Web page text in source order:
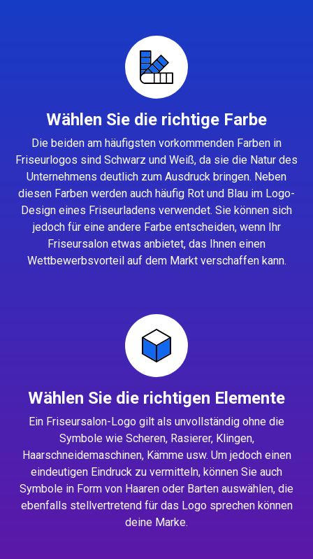
Wählen Sie die richtige Farbe
Die beiden am häufigsten vorkommenden Farben in
Friseurlogos sind Schwarz und Weiß, da sie die Natur des
Unternehmens deutlich zum Ausdruck bringen. Neben
diesen Farben werden auch häufig Rot und Blau im Logo-
Design eines Friseurladens verwendet. Sie können sich
jedoch für eine andere Farbe entscheiden, wenn Ihr
Friseursalon etwas anbietet, das Ihnen einen
Wettbewerbsvorteil auf dem Markt verschaffen kann.
Wählen Sie die richtigen Elemente
Ein Friseursalon-Logo gilt als unvollständig ohne die
Symbole wie Scheren, Rasierer, Klingen,
Haarschneidemaschinen, Kämme usw. Um jedoch einen
eindeutigen Eindruck zu vermitteln, können Sie auch
Symbole in Form von Haaren oder Barten auswählen, die
ebenfalls stellvertretend für das Logo sprechen können
deine Marke.